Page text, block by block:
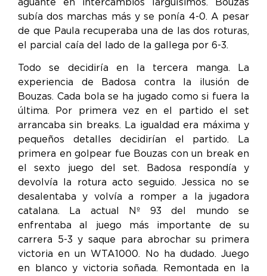
subía dos marchas más y se ponía 4-0. A pesar
de que Paula recuperaba una de las dos roturas,
el parcial caía del lado de la gallega por 6-3.
Todo se decidiría en la tercera manga. La
experiencia de Badosa contra la ilusión de
Bouzas. Cada bola se ha jugado como si fuera la
última. Por primera vez en el partido el set
arrancaba sin breaks. La igualdad era máxima y
pequeños detalles decidirían el partido. La
primera en golpear fue Bouzas con un break en
el sexto juego del set. Badosa respondía y
devolvía la rotura acto seguido. Jessica no se
desalentaba y volvía a romper a la jugadora
catalana. La actual Nº 93 del mundo se
enfrentaba al juego más importante de su
carrera 5-3 y saque para abrochar su primera
victoria en un WTA1000. No ha dudado. Juego
en blanco y victoria soñada. Remontada en la